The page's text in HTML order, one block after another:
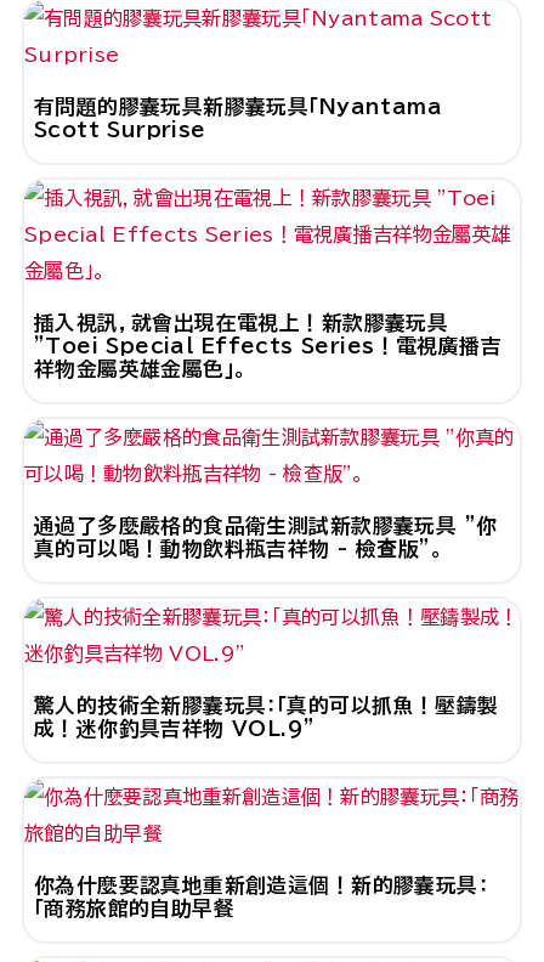
有問題的膠囊玩具新膠囊玩具「Nyantama
Scott Surprise
插入視訊，就會出現在電視上！新款膠囊玩具
"Toei Special Effects Series！電視廣播吉
祥物金屬英雄金屬色」。
通過了多麼嚴格的食品衛生測試新款膠囊玩具 "你
真的可以喝！動物飲料瓶吉祥物 - 檢查版"。
驚人的技術全新膠囊玩具：「真的可以抓魚！壓鑄製
成！迷你釣具吉祥物 VOL.9"
你為什麼要認真地重新創造這個！新的膠囊玩具：
「商務旅館的自助早餐